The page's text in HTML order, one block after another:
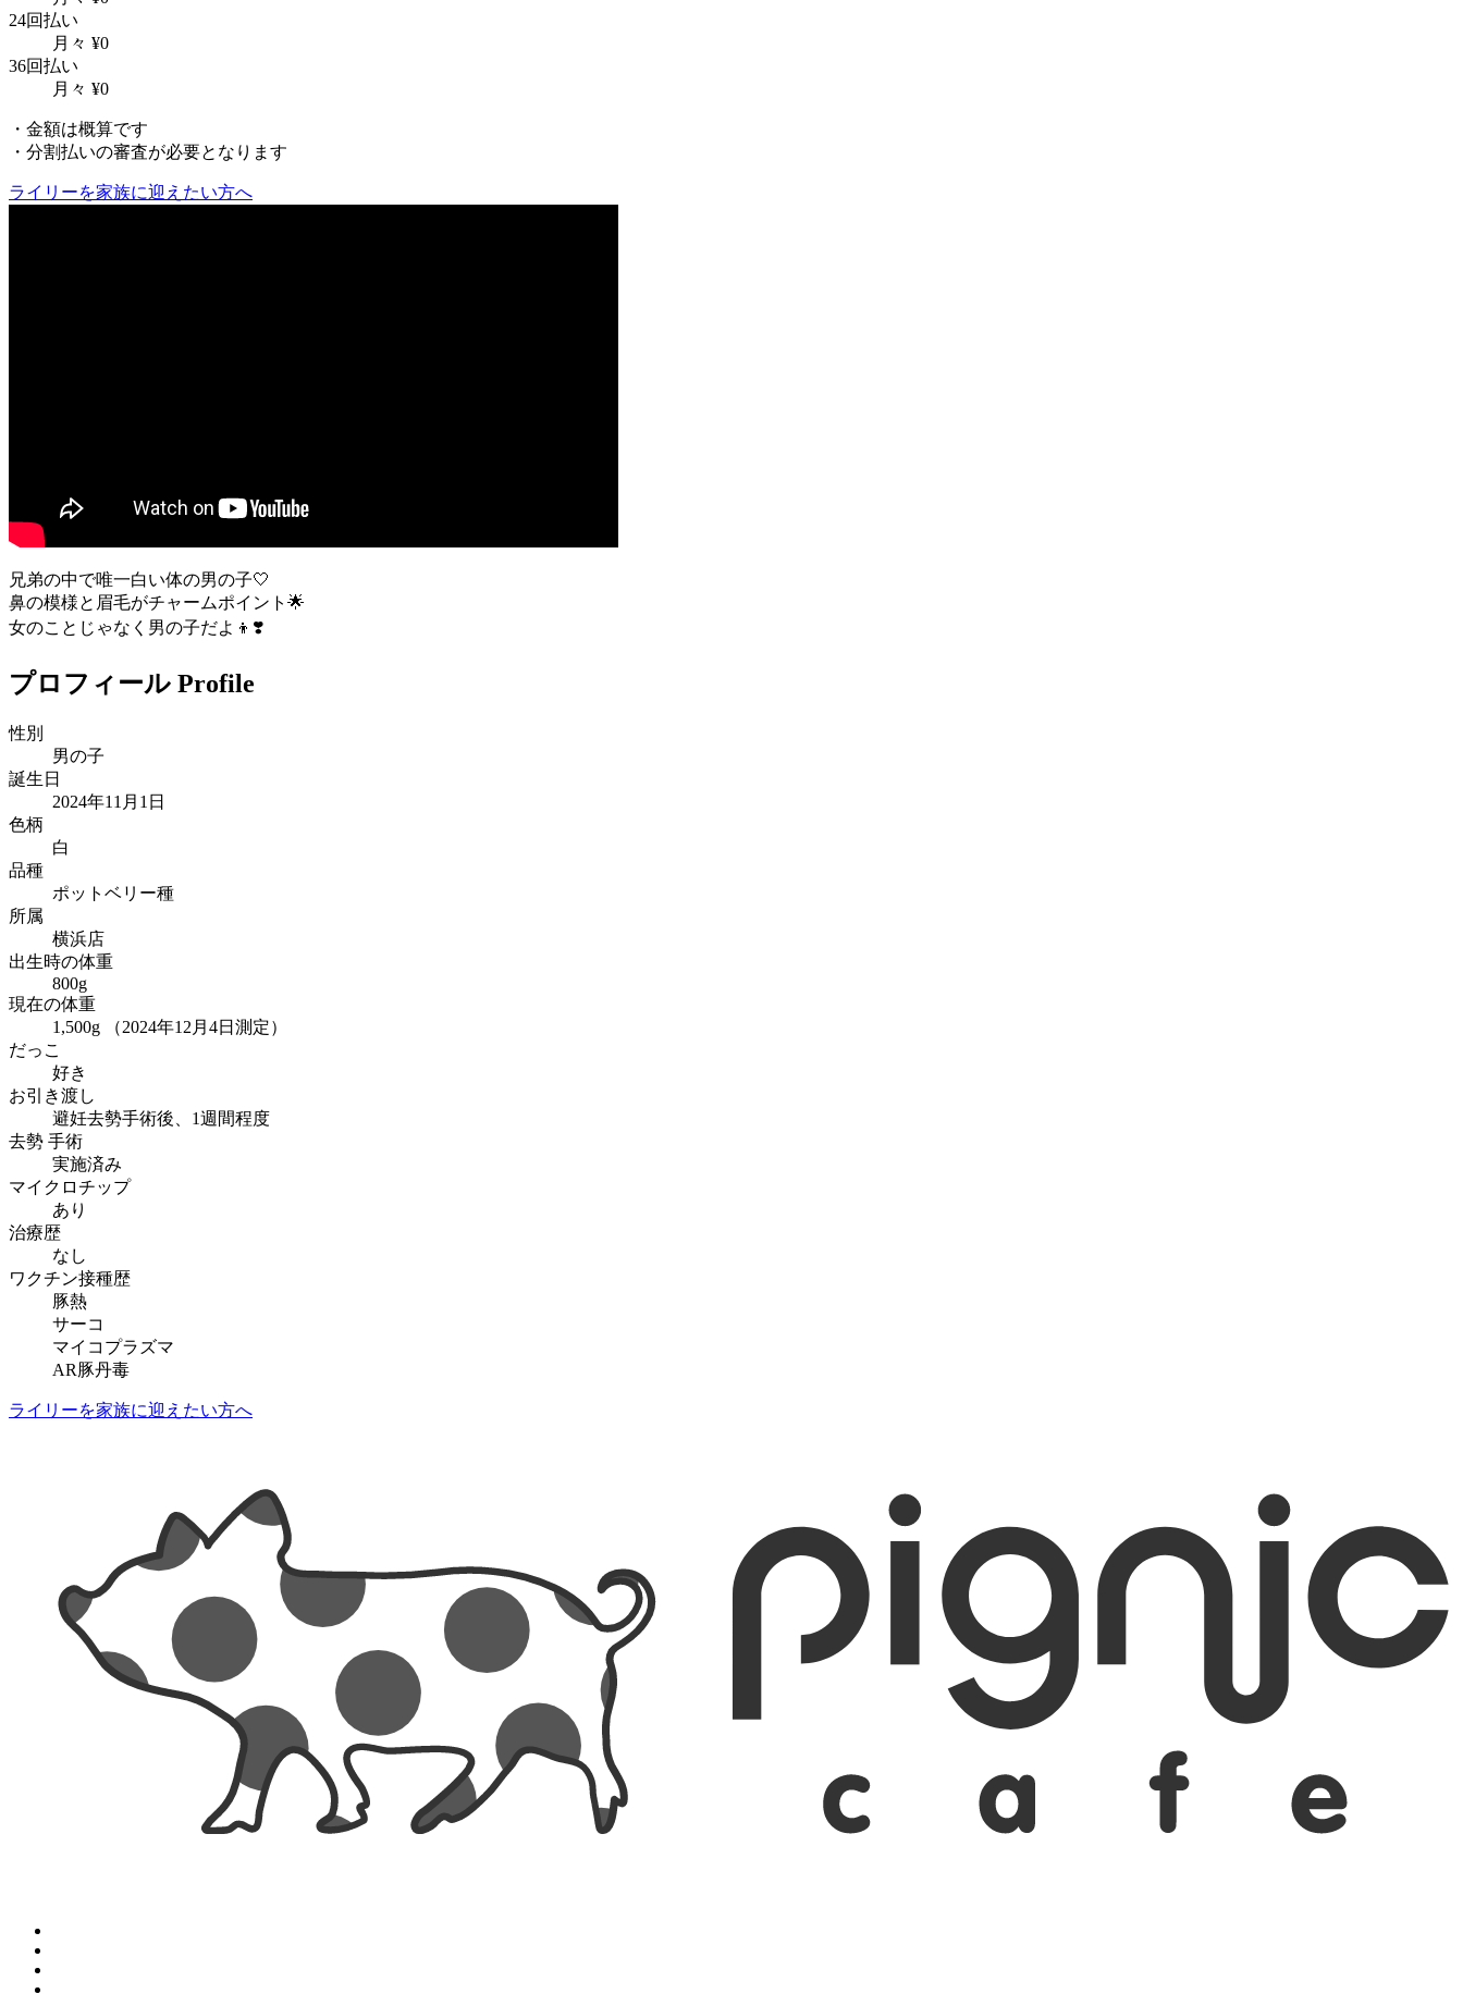
24回払い
月々 ¥0
36回払い
月々 ¥0
・金額は概算です
・分割払いの審査が必要となります
ライリーを家族に迎えたい方へ
兄弟の中で唯一白い体の男の子🤍
鼻の模様と眉毛がチャームポイント🌟
女のことじゃなく男の子だよ👦❣️
プロフィール Profile
性別
男の子
誕生日
2024年11月1日
色柄
白
品種
ポットベリー種
所属
横浜店
出生時の体重
800g
現在の体重
1,500g （2024年12月4日測定）
だっこ
好き
お引き渡し
避妊去勢手術後、1週間程度
去勢 手術
実施済み
マイクロチップ
あり
治療歴
なし
ワクチン接種歴
豚熱
サーコ
マイコプラズマ
AR豚丹毒
ライリーを家族に迎えたい方へ